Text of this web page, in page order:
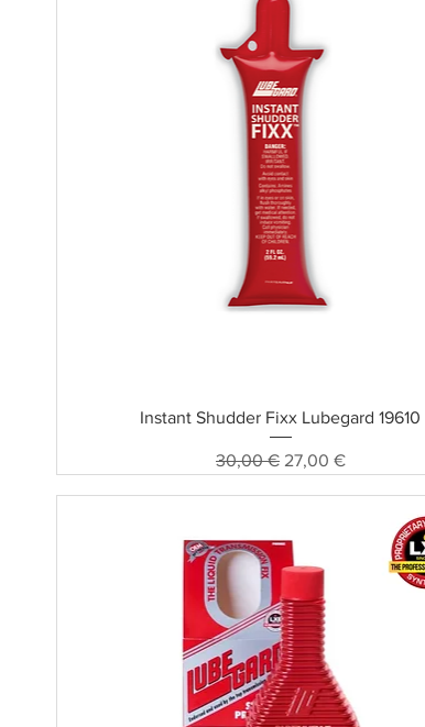
Schnellansicht
Instant Shudder Fixx Lubegard 19610
Standardpreis
30,00 € Sale-Preis
27,00 €